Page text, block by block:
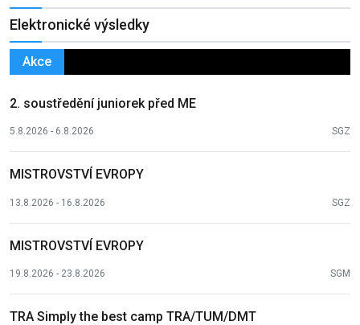
Elektronické výsledky
Akce
2. soustředění juniorek před ME
5.8.2026 - 6.8.2026 SGZ
MISTROVSTVÍ EVROPY
13.8.2026 - 16.8.2026 SGZ
MISTROVSTVÍ EVROPY
19.8.2026 - 23.8.2026 SGM
TRA Simply the best camp TRA/TUM/DMT